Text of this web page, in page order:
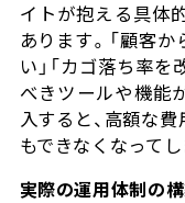
イトが抱える具体
あります。「顧客
い」「カゴ落ち率
べきツールや機能
入すると、高額な
もできなくなってし
実際の運用体制の